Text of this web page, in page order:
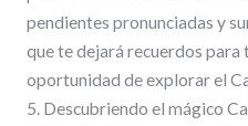
pendientes pronunciadas y
que te dejará recuerdos para
oportunidad de explorar el
5. Descubriendo el mágico